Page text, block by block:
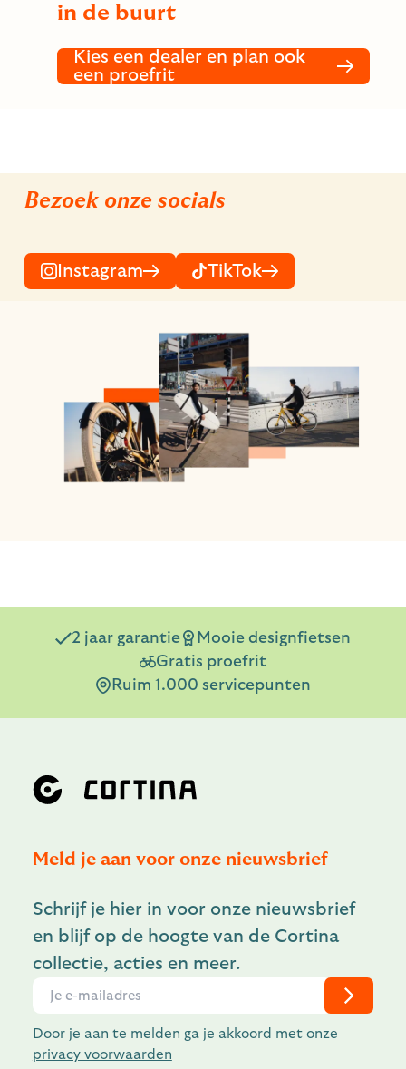
in de buurt
Kies een dealer en plan ook
een proefrit
Bezoek onze socials
Instagram TikTok
2 jaar garantie
Mooie designfietsen
Gratis proefrit
Ruim 1.000 servicepunten
Meld je aan voor onze nieuwsbrief
Schrijf je hier in voor onze nieuwsbrief
en blijf op de hoogte van de Cortina
collectie, acties en meer.
Door je aan te melden ga je akkoord met onze
privacy voorwaarden